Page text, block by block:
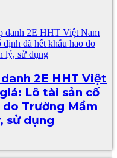
2E HHT Việt
Lô tài sản cố
Trường Mầm
sử dụng